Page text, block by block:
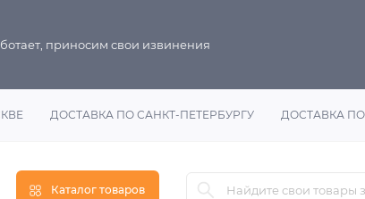
приносим свои извинения
ДОСТАВКА ПО САНКТ-ПЕТЕРБУРГУ ДОСТАВКА
Каталог товаров